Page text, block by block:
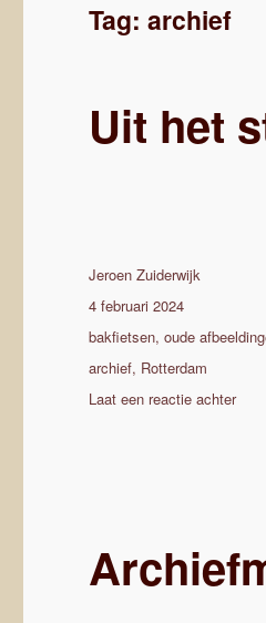
Tag:archief
Uit het
Auteur
Jeroen Zuiderwijk
Geplaatst
op
4 februari 2024
Categorieën
bakfietsen,oude
Tags
archief, Rotterdam
Laat een reactie achterop